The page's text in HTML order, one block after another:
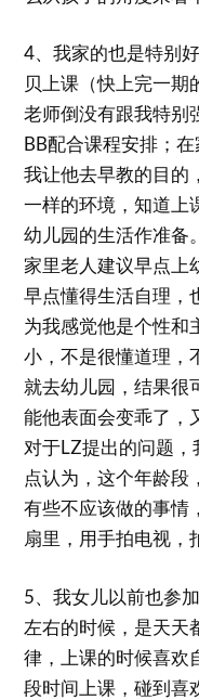
4、我家的也是特别
贝上课（快上完一期
老师倒没有跟我特别
BB配合课程安排；
我让他去早教的目的
一样的环境，知道上
幼儿园的生活作准备。
家里老人建议早点上
早点懂得生活自理，
为我感觉他是个性和
小，不是很懂道理，
就去幼儿园，结果很
能他表面会变乖了，
对于LZ提出的问题
点认为，这个年龄段
有些不应该做的事情
扇里，用手拍电视，
5、我女儿以前也参
左右的时候，是天天
律，上课的时候喜欢
段时间上课，碰到喜